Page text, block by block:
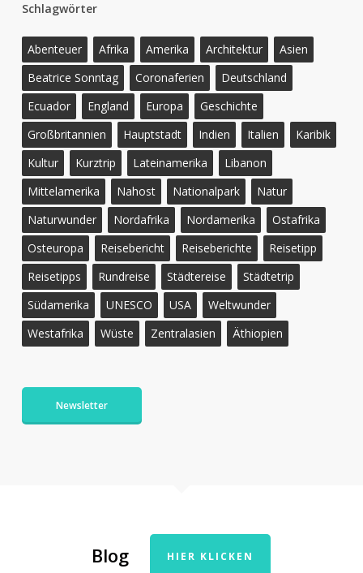
Schlagwörter
Abenteuer Afrika Amerika Architektur
Asien
Beatrice Sonntag
Coronaferien
Deutschland
Ecuador
England Europa
Geschichte
Großbritannien
Hauptstadt Indien Italien
Karibik
Kultur
Kurztrip Lateinamerika
Libanon
Mittelamerika
Nahost Nationalpark
Natur
Naturwunder
Nordafrika Nordamerika
Ostafrika
Osteuropa
Reisebericht Reiseberichte
Reisetipp
Reisetipps
Rundreise Städtereise
Städtetrip
Südamerika
UNESCO USA
Weltwunder
Westafrika
Wüste Zentralasien Äthiopien
Newsletter
Blog HIER KLICKEN